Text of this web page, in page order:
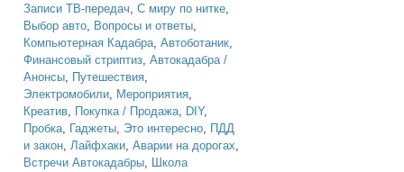
Записи ТВ-передач, С миру по нитке,
Выбор авто, Вопросы и ответы,
Компьютерная Кадабра, Автоботаник,
Финансовый стриптиз, Автокадабра /
Анонсы, Путешествия,
Электромобили, Мероприятия,
Креатив, Покупка / Продажа, DIY,
Пробка, Гаджеты, Это интересно, ПДД
и закон, Лайфхаки, Аварии на дорогах,
Встречи Автокадабры, Школа